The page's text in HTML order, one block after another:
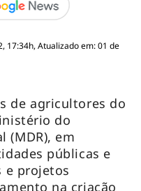
17:34h, Atualizado em: 01 de
de agricultores do
do
(MDR), em
públicas e
e projetos
na criação